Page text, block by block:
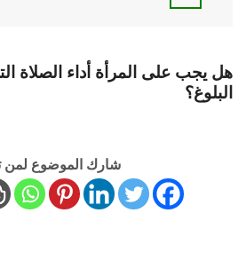
هل يجب على المرأة أداء الصلاة
البلوغ؟
شارك الموضوع